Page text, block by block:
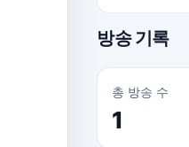
방송 기록
총 방송 수
1